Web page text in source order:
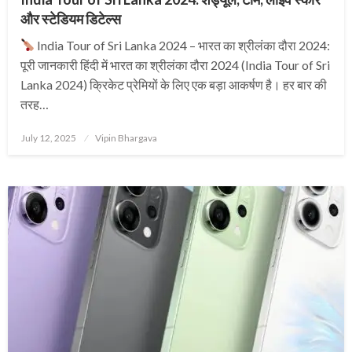
और स्टेडियम डिटेल्स
India Tour of Sri Lanka 2024 – भारत का श्रीलंका दौरा 2024:
पूरी जानकारी हिंदी में भारत का श्रीलंका दौरा 2024 (India Tour of Sri
Lanka 2024) क्रिकेट प्रेमियों के लिए एक बड़ा आकर्षण है। हर बार की
तरह…
Posted
July 12, 2025 Vipin Bhargava